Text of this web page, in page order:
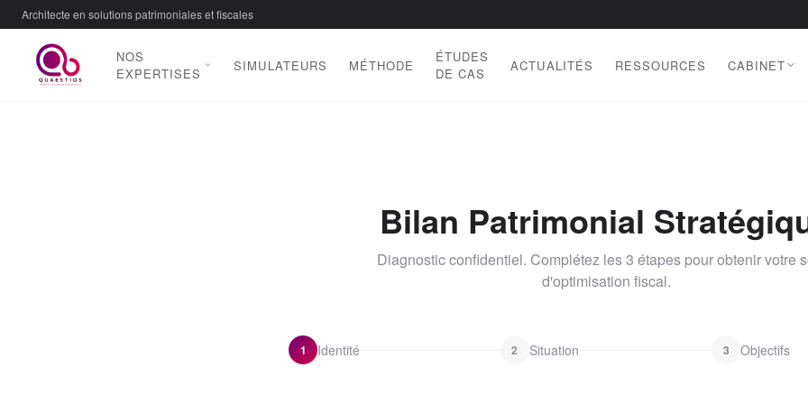
Architecte en solutions patrimoniales et fiscales
NOS
EXPERTISES
SIMULATEURS MÉTHODE
ÉTUDES
DE CAS
ACTUALITÉS RESSOURCES CABINET
Bilan Patrimonial
Diagnostic confidentiel. Complétez les 3 étapes pour obtenir votre
d'optimisation fiscal.
1 Identité 2 Situation 3 Objectifs